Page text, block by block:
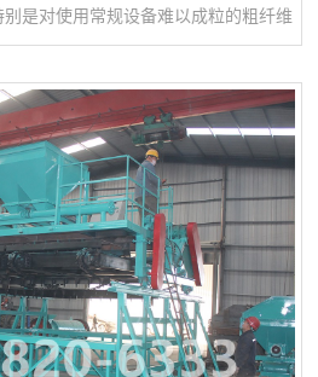
是对使用常规设备难以成粒的粗纤维
、菌渣、药渣、动物粪便等，经发酵
城市污泥等原料的造粒效果也达到很
、造粒转子部分和传动部分组成。工作
口进入机内，通过造粒转子进行连续
运动，达到造粒之目的，成品...